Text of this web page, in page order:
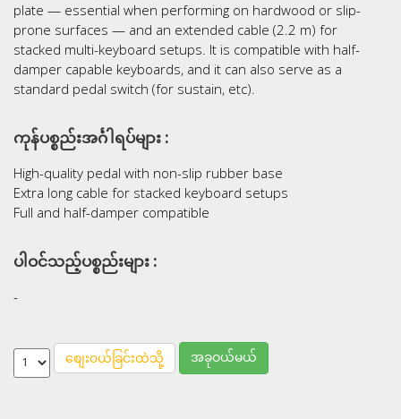
plate — essential when performing on hardwood or slip-
prone surfaces — and an extended cable (2.2 m) for
stacked multi-keyboard setups. It is compatible with half-
damper capable keyboards, and it can also serve as a
standard pedal switch (for sustain, etc).
ကုန်ပစ္စည်းအင်္ဂါရပ်များ :
High-quality pedal with non-slip rubber base
Extra long cable for stacked keyboard setups
Full and half-damper compatible
ပါဝင်သည့်ပစ္စည်းများ :
-
စျေးဝယ်ခြင်းထဲသို့ အခုဝယ်မယ်